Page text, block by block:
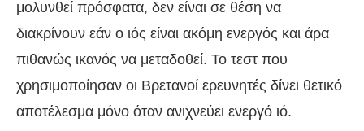
μολυνθεί πρόσφατα, δεν είναι σε θέση να
διακρίνουν εάν ο ιός είναι ακόμη ενεργός και άρα
πιθανώς ικανός να μεταδοθεί. Το τεστ που
χρησιμοποίησαν οι Βρετανοί ερευνητές δίνει θετικό
αποτέλεσμα μόνο όταν ανιχνεύει ενεργό ιό.